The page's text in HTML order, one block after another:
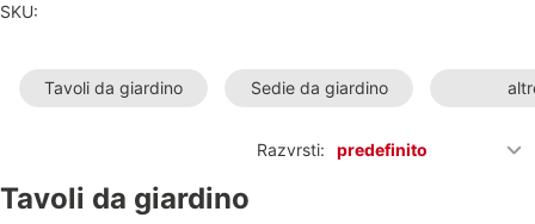
SKU:
Tavoli da giardino Sedie da giardino
Razvrsti: predefinito
Tavoli da giardino